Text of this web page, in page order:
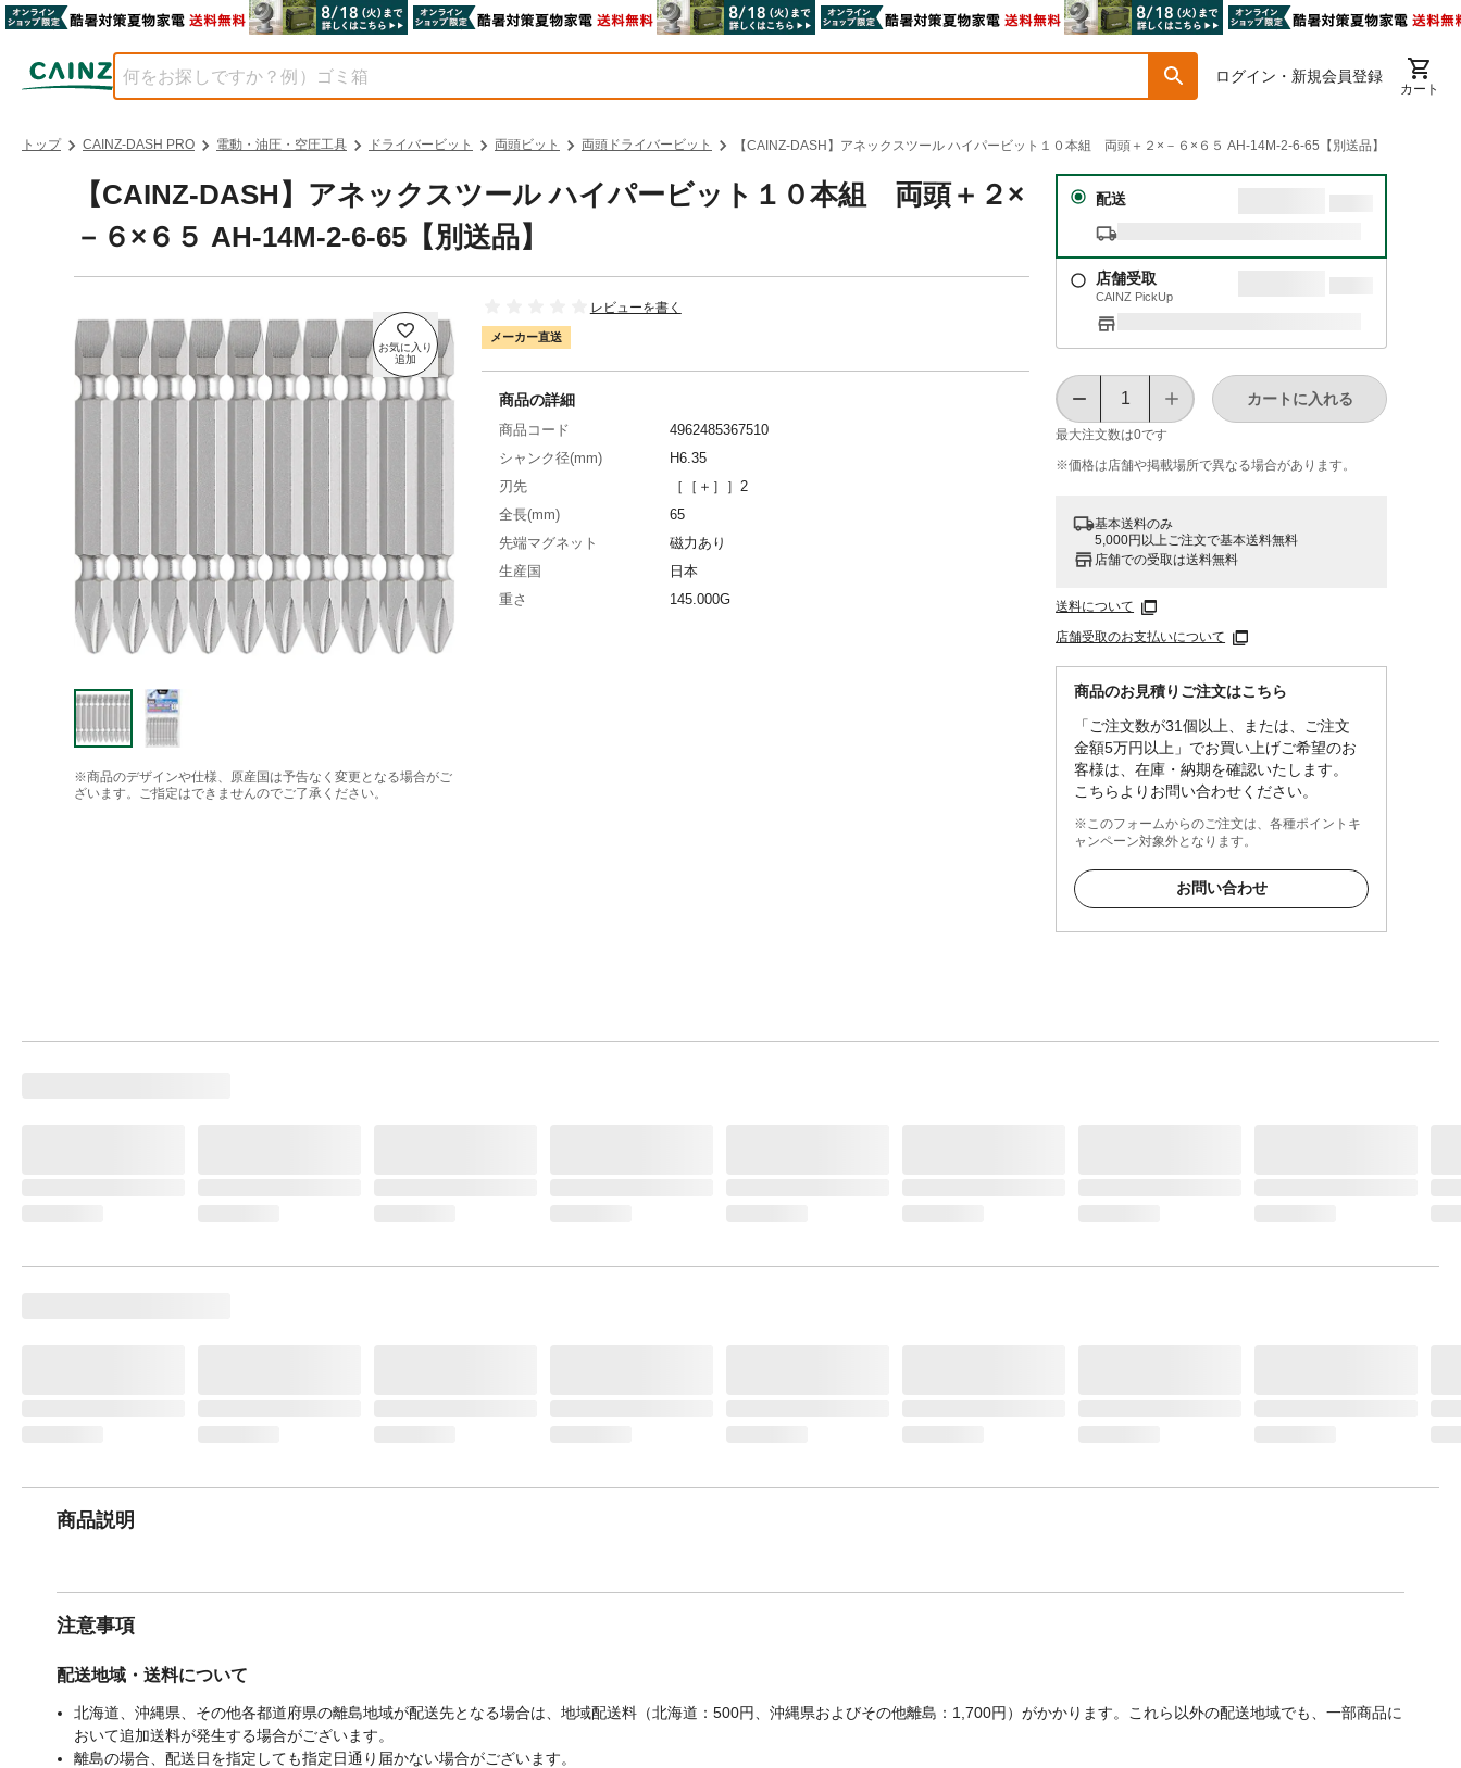
ログイン・新規会員登録
カート
トップ CAINZ-DASH PRO 電動・油圧・空圧工具 ドライバービット 両頭ビット 両頭ドライバービット 【CAINZ-DASH】アネックスツール ハイパービット１０本組 両頭＋２×－６×６５ AH-14M-2-6-65【別送品】
【CAINZ-DASH】アネックスツール ハイパービット１０本組 両頭＋２×
－６×６５ AH-14M-2-6-65【別送品】
※商品のデザインや仕様、原産国は予告なく変更となる場合がご
ざいます。ご指定はできませんのでご了承ください。
レビューを書く
メーカー直送
配送
店舗受取
CAINZ PickUp
最大注文数は0です
カートに入れる
※価格は​店舗や​掲載場所で​異なる​場合が​あります。
基本送料のみ
5,000円以上ご注文で基本送料無料
店舗での受取は送料無料
送料について
店舗受取のお支払いについて
商品のお見積りご注文はこちら
「ご注文数が31個以上、または、ご注文
金額5万円以上」でお買い上げご希望のお
客様は、在庫・納期を確認いたします。
こちらよりお問い合わせください。
※このフォームからのご注文は、各種ポイントキ
ャンペーン対象外となります。
お問い合わせ
商品の詳細
商品コード
4962485367510
シャンク径(mm)
H6.35
刃先
［［＋］］2
全長(mm)
65
先端マグネット
磁力あり
生産国
日本
重さ
145.000G
商品説明
注意事項
配送地域・送料について
北海道、沖縄県、その他各都道府県の離島地域が配送先となる場合は、地域配送料（北海道：500円、沖縄県およびその他離島：1,700円）がかかります。これら以外の配送地域でも、一部商品に
おいて追加送料が発生する場合がございます。
離島の場合、配送日を指定しても指定日通り届かない場合がございます。